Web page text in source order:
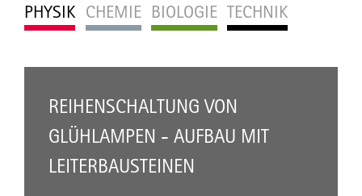
PHYSIK CHEMIE BIOLOGIE TECHNIK
REIHENSCHALTUNG VON
GLÜHLAMPEN - AUFBAU MIT
LEITERBAUSTEINEN